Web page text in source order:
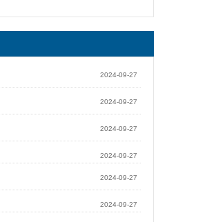
2024-09-27
2024-09-27
2024-09-27
2024-09-27
2024-09-27
2024-09-27